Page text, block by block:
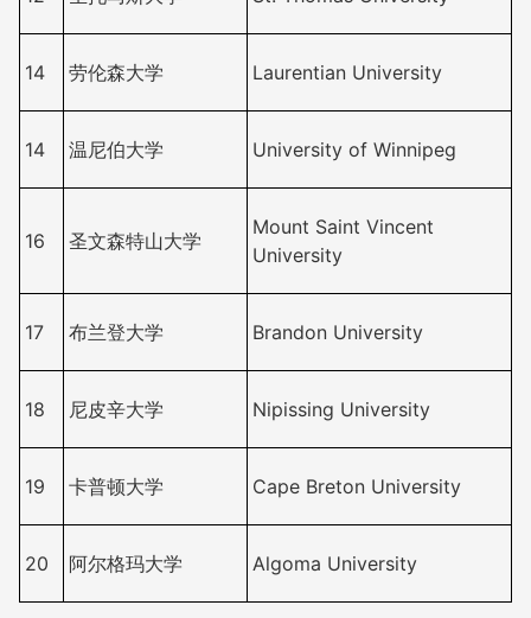
14 劳伦森大学 Laurentian University
14 温尼伯大学 University of Winnipeg
16 圣文森特山大学
Mount Saint Vincent
University
17 布兰登大学 Brandon University
18 尼皮辛大学 Nipissing University
19 卡普顿大学 Cape Breton University
20 阿尔格玛大学 Algoma University